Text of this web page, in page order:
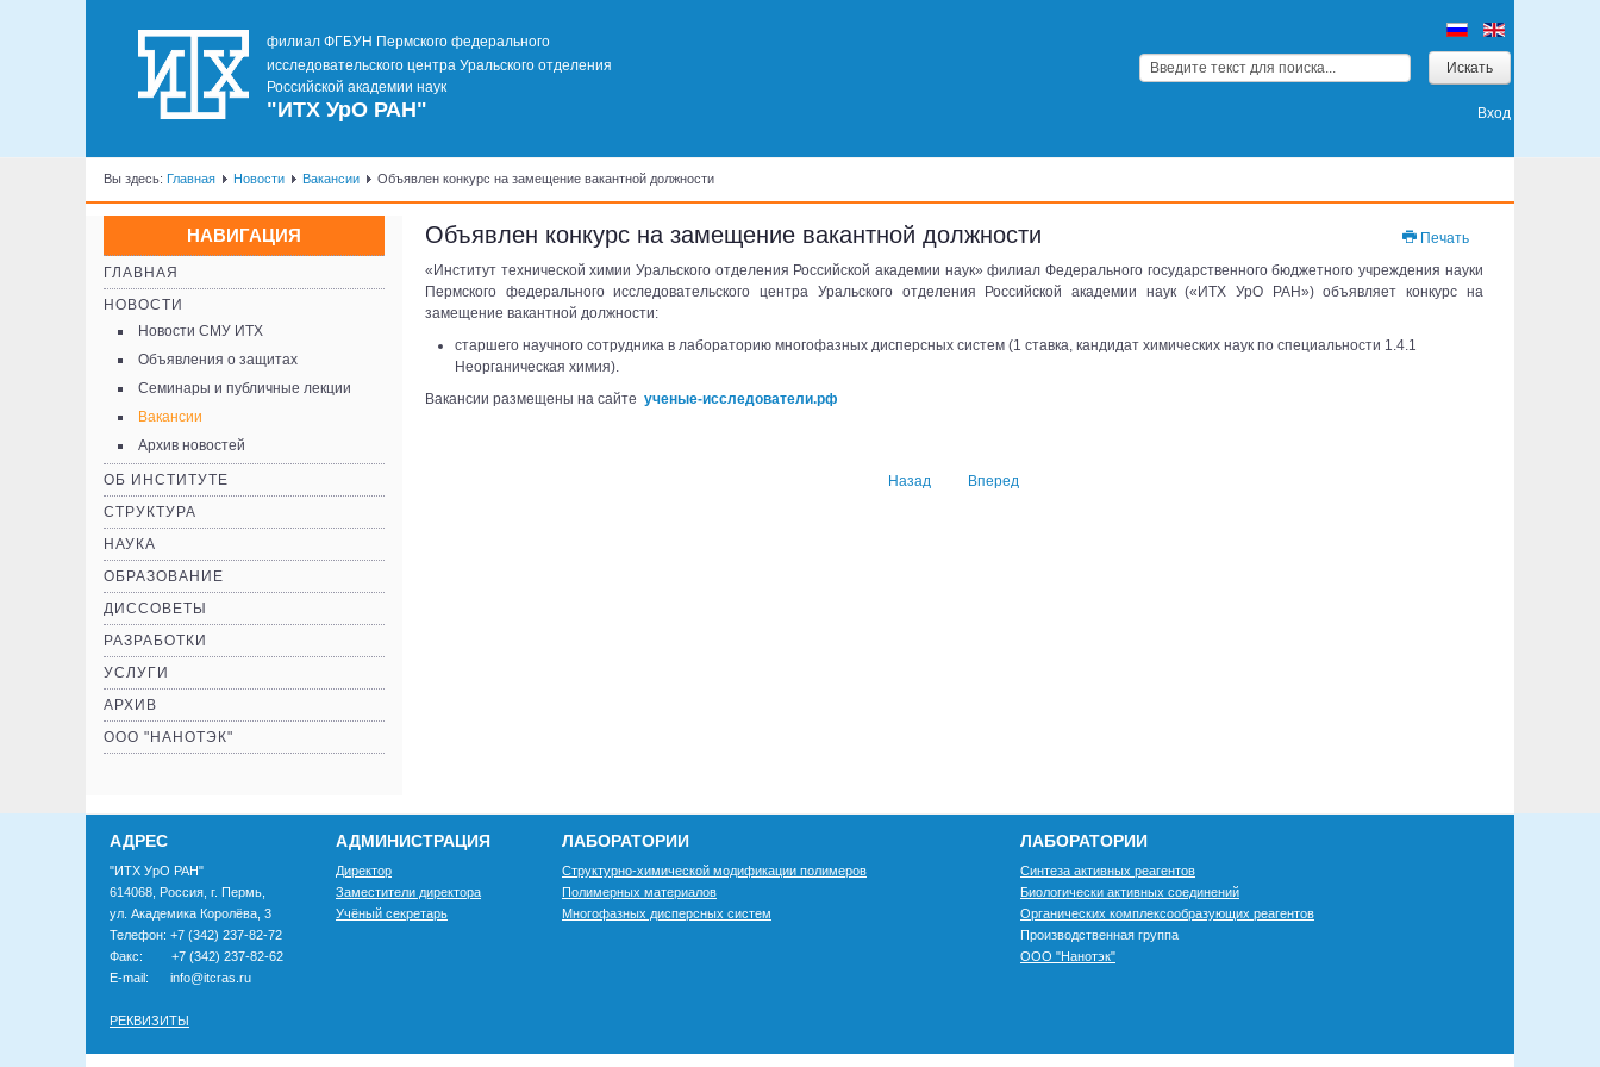
филиал ФГБУН Пермского федерального
исследовательского центра Уральского отделения
Российской академии наук
"ИТХ УрО РАН"
Искать... Искать
Вход
Вы здесь: Главная Новости Вакансии Объявлен конкурс на замещение вакантной должности
НАВИГАЦИЯ
ГЛАВНАЯ
НОВОСТИ
Новости СМУ ИТХ
Объявления о защитах
Семинары и публичные лекции
Вакансии
Архив новостей
ОБ ИНСТИТУТЕ
СТРУКТУРА
НАУКА
ОБРАЗОВАНИЕ
ДИССОВЕТЫ
РАЗРАБОТКИ
УСЛУГИ
АРХИВ
ООО "НАНОТЭК"
Печать
Объявлен конкурс на замещение вакантной должности
«Институт технической химии Уральского отделения Российской академии наук» филиал Федерального государственного бюджетного учреждения науки
Пермского федерального исследовательского центра Уральского отделения Российской академии наук («ИТХ УрО РАН») объявляет конкурс на
замещение вакантной должности:
старшего научного сотрудника в лабораторию многофазных дисперсных систем (1 ставка, кандидат химических наук по специальности 1.4.1
Неорганическая химия).
Вакансии размещены на сайтеученые-исследователи.рф
Назад Вперед
АДРЕС
"ИТХ УрО РАН"
614068, Россия, г. Пермь,
ул. Академика Королёва, 3
Телефон: +7 (342) 237-82-72
Факс: +7 (342) 237-82-62
E-mail: info@itcras.ru
РЕКВИЗИТЫ
АДМИНИСТРАЦИЯ
Директор
Заместители директора
Учёный секретарь
ЛАБОРАТОРИИ
Структурно-химической модификации полимеров
Полимерных материалов
Многофазных дисперсных систем
ЛАБОРАТОРИИ
Синтеза активных реагентов
Биологически активных соединений
Органических комплексообразующих реагентов
Производственная группа
ООО "Нанотэк"